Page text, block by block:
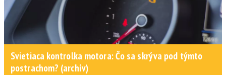
Svietiaca kontrolka motora: Čo sa skrýva pod týmto
postrachom? (archív)